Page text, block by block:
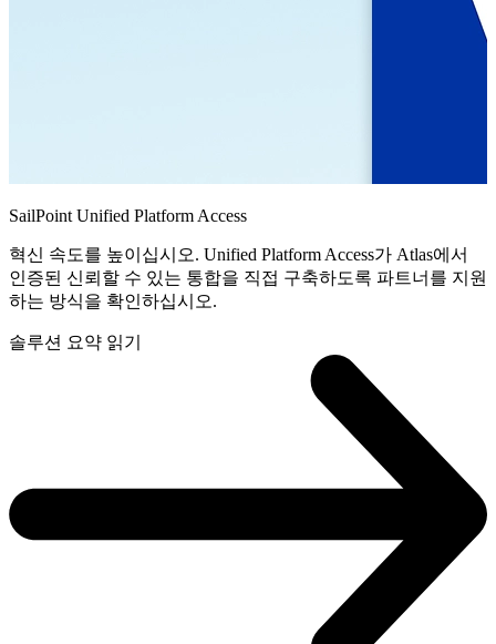
SailPoint Unified Platform Access
혁신 속도를 높이십시오. Unified Platform Access가 Atlas에서
인증된 신뢰할 수 있는 통합을 직접 구축하도록 파트너를 지원
하는 방식을 확인하십시오.
솔루션 요약 읽기